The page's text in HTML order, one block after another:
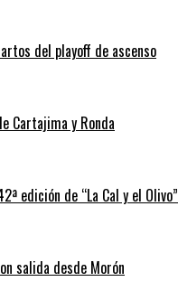
del playoff de ascenso
Cartajima y Ronda
edición de “La Cal y el Olivo”
salida desde Morón